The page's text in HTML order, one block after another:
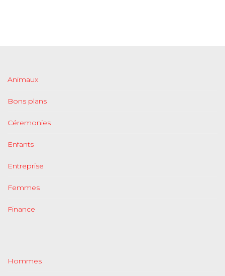
Animaux
Bons plans
Céremonies
Enfants
Entreprise
Femmes
Finance
Hommes